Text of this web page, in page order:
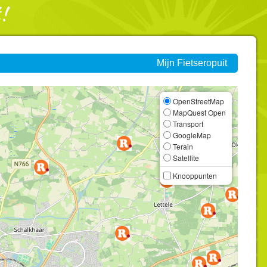
Mijn Fietseropuit
OpenStreetMap
MapQuest Open
Transport
GoogleMap
Terain
Satellite
Knooppunten